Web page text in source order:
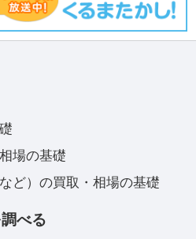
場の基礎
ど）の買取・相場の基礎
べる